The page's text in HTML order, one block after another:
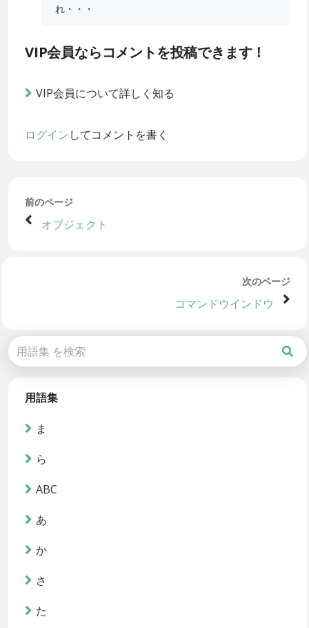
れ・・・
VIP会員ならコメントを投稿できます！
VIP会員について詳しく知る
ログインしてコメントを書く
前のページ
オブジェクト
次のページ
コマンドウインドウ
用語集
ま
ら
ABC
あ
か
さ
た